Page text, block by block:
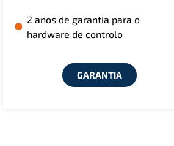
2 anos de garantia para o
hardware de controlo
GARANTIA